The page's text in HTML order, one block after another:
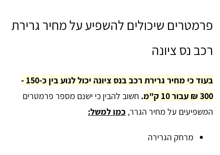
פרמטרים שיכולים להשפיע על מחיר גרירת
רכב נס ציונה
בעוד כי מחיר גרירת רכב בנס ציונה יכול לנוע בין כ-150 -
300 ₪ עבור 10 ק"מ
. חשוב להבין כי ישנם מספר פרמטרים
המשפיעים על מחיר הגרר, כמו למשל:
מרחק הגרירה